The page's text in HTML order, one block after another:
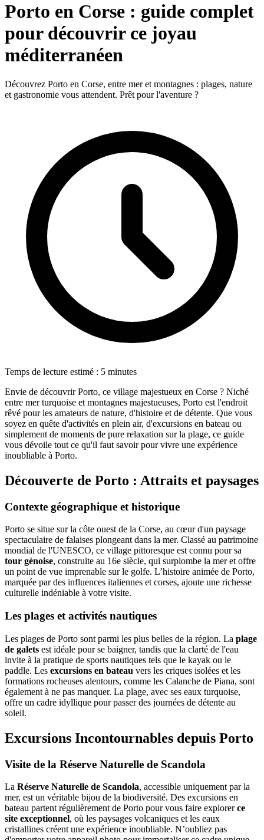
Porto en Corse : guide complet
pour découvrir ce joyau
méditerranéen
Découvrez Porto en Corse, entre mer et montagnes : plages, nature
et gastronomie vous attendent. Prêt pour l'aventure ?
Temps de lecture estimé : 5 minutes
Envie de découvrir Porto, ce village majestueux en Corse ? Niché
entre mer turquoise et montagnes majestueuses, Porto est l'endroit
rêvé pour les amateurs de nature, d'histoire et de détente. Que vous
soyez en quête d'activités en plein air, d'excursions en bateau ou
simplement de moments de pure relaxation sur la plage, ce guide
vous dévoile tout ce qu'il faut savoir pour vivre une expérience
inoubliable à Porto.
Découverte de Porto : Attraits et paysages
Contexte géographique et historique
Porto se situe sur la côte ouest de la Corse, au cœur d'un paysage
spectaculaire de falaises plongeant dans la mer. Classé au patrimoine
mondial de l'UNESCO, ce village pittoresque est connu pour sa
tour génoise, construite au 16e siècle, qui surplombe la mer et offre
un point de vue imprenable sur le golfe. L’histoire animée de Porto,
marquée par des influences italiennes et corses, ajoute une richesse
culturelle indéniable à votre visite.
Les plages et activités nautiques
Les plages de Porto sont parmi les plus belles de la région. La plage
de galets est idéale pour se baigner, tandis que la clarté de l'eau
invite à la pratique de sports nautiques tels que le kayak ou le
paddle. Les excursions en bateau vers les criques isolées et les
formations rocheuses alentours, comme les Calanche de Piana, sont
également à ne pas manquer. La plage, avec ses eaux turquoise,
offre un cadre idyllique pour passer des journées de détente au
soleil.
Excursions Incontournables depuis Porto
Visite de la Réserve Naturelle de Scandola
La Réserve Naturelle de Scandola, accessible uniquement par la
mer, est un véritable bijou de la biodiversité. Des excursions en
bateau partent régulièrement de Porto pour vous faire explorerce
site exceptionnel, où les paysages volcaniques et les eaux
cristallines créent une expérience inoubliable. N’oubliez pas